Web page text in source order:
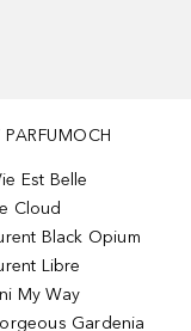
Est Belle
Cloud
Black Opium
Libre
My Way
Gardenia